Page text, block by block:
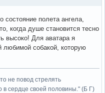
полета ангела,
когда душе становится тесно
высоко! Для аватара я
любимой собакой, которую
не повод стрелять
сердце своей половины." (Б Г)